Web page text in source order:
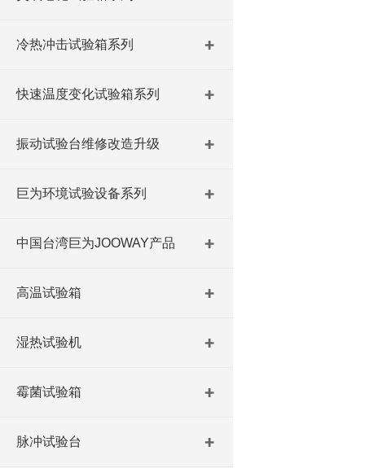
冷热冲击试验箱系列
快速温度变化试验箱系列
振动试验台维修改造升级
巨为环境试验设备系列
中国台湾巨为JOOWAY产品
高温试验箱
湿热试验机
霉菌试验箱
脉冲试验台